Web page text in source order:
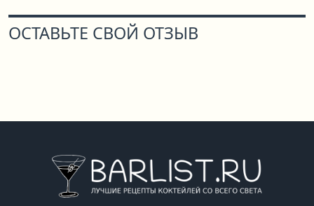
ОСТАВЬТЕ СВОЙ ОТЗЫВ